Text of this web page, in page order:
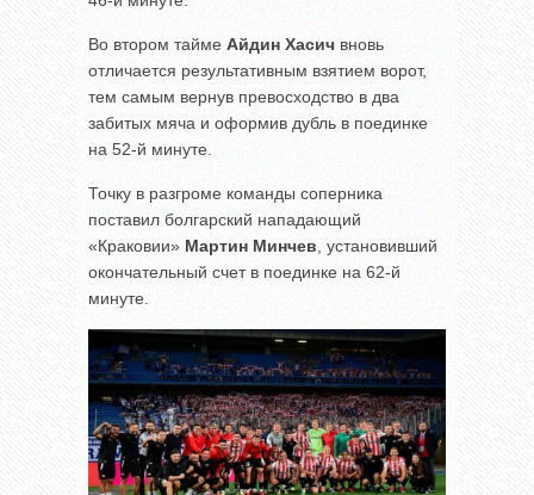
Во втором тайме Айдин Хасич вновь
отличается результативным взятием ворот,
тем самым вернув превосходство в два
забитых мяча и оформив дубль в поединке
на 52-й минуте.
Точку в разгроме команды соперника
поставил болгарский нападающий
«Краковии» Мартин Минчев, установивший
окончательный счет в поединке на 62-й
минуте.